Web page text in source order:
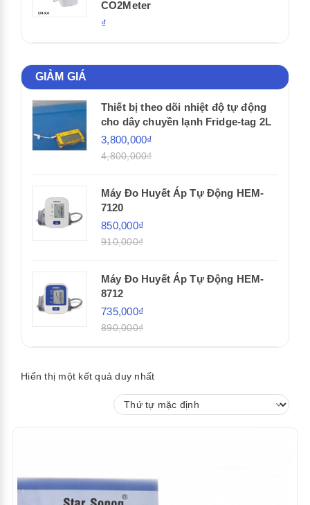
CO2Meter
₫
GIẢM GIÁ
Thiết bị theo dõi nhiệt độ tự động
cho dây chuyền lạnh Fridge-tag 2L
3,800,000₫
4,800,000₫
Máy Đo Huyết Áp Tự Động HEM-
7120
850,000₫
910,000₫
Máy Đo Huyết Áp Tự Động HEM-
8712
735,000₫
890,000₫
Hiển thị một kết quả duy nhất